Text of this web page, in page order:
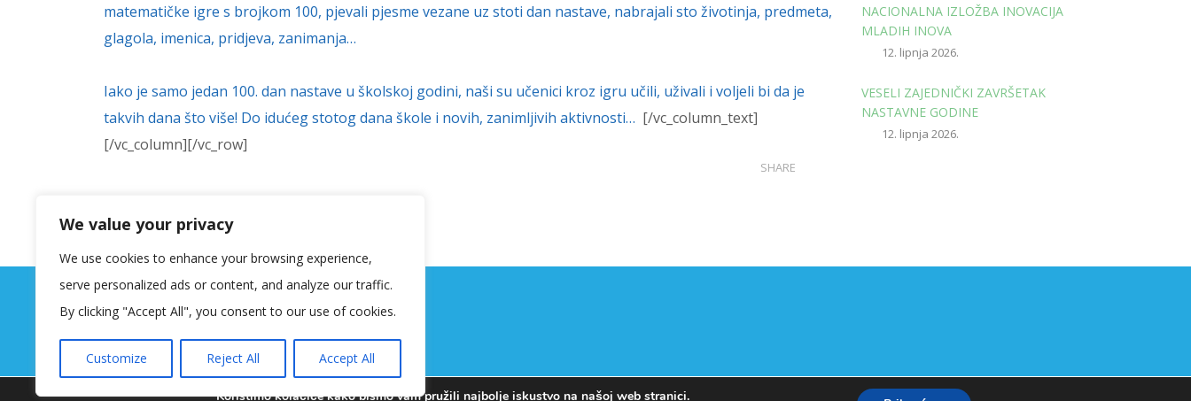
We value your privacy
We use cookies to enhance your browsing experience,
serve personalized ads or content, and analyze our traffic.
By clicking "Accept All", you consent to our use of cookies.
Customize Reject All Accept All
matematičke igre s brojkom 100, pjevali pjesme vezane uz stoti dan nastave, nabrajali sto životinja, predmeta,
glagola, imenica, pridjeva, zanimanja…
Iako je samo jedan 100. dan nastave u školskoj godini, naši su učenici kroz igru učili, uživali i voljeli bi da je
takvih dana što više! Do idućeg stotog dana škole i novih, zanimljivih aktivnosti… [/vc_column_text]
[/vc_column][/vc_row]
SHARE
NACIONALNA IZLOŽBA INOVACIJA
MLADIH INOVA
12. lipnja 2026.
VESELI ZAJEDNIČKI ZAVRŠETAK
NASTAVNE GODINE
12. lipnja 2026.
Koristimo kolačiće kako bismo vam pružili najbolje iskustvo na našoj web stranici.